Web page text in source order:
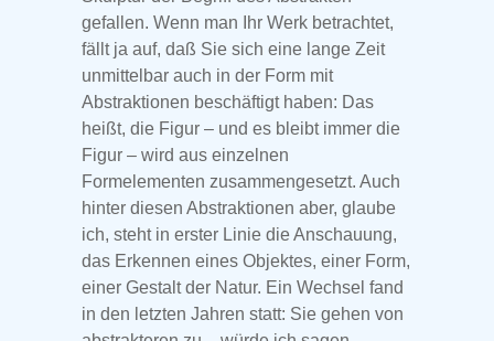
gefallen. Wenn man Ihr Werk betrachtet,
fällt ja auf, daß Sie sich eine lange Zeit
unmittelbar auch in der Form mit
Abstraktionen beschäftigt haben: Das
heißt, die Figur – und es bleibt immer die
Figur – wird aus einzelnen
Formelementen zusammengesetzt. Auch
hinter diesen Abstraktionen aber, glaube
ich, steht in erster Linie die Anschauung,
das Erkennen eines Objektes, einer Form,
einer Gestalt der Natur. Ein Wechsel fand
in den letzten Jahren statt: Sie gehen von